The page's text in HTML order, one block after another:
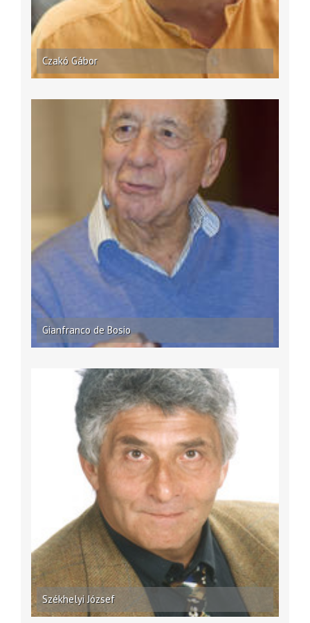
Czakó Gábor
Gianfranco de Bosio
Székhelyi József